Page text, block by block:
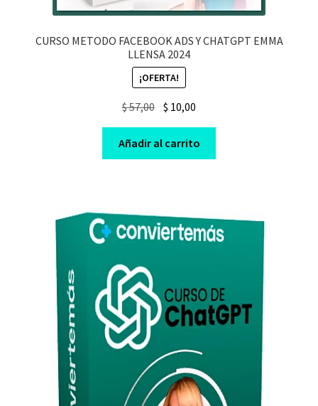
CURSO METODO FACEBOOK ADS Y CHATGPT EMMA
LLENSA 2024
¡OFERTA!
$57,00 Original
price
was:
$ 57,00.
$ 10,00
price
is:
$ 10,00.
Añadir al carrito